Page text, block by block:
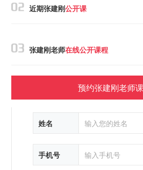
近期张建刚公开课
张建刚老师在线公开课程
预约张建刚老师
姓名
手机号